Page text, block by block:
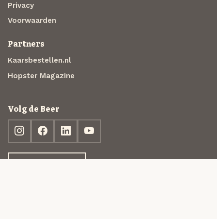
Privacy
Voorwaarden
Partners
Kaarsbestellen.nl
Hopster Magazine
Volg de Beer